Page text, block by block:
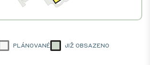
PLÁNOVANÉ JIŽ OBSAZENO